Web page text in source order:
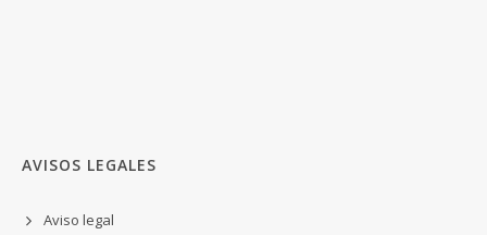
AVISOS LEGALES
Aviso legal